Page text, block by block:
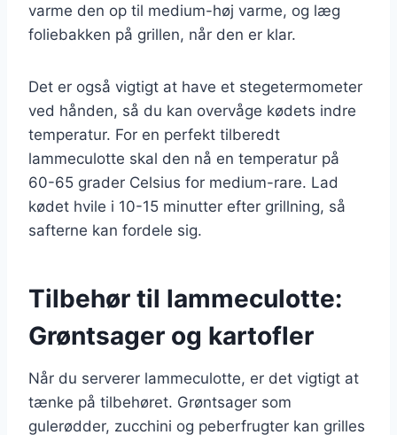
varme den op til medium-høj varme, og læg
foliebakken på grillen, når den er klar.
Det er også vigtigt at have et stegetermometer
ved hånden, så du kan overvåge kødets indre
temperatur. For en perfekt tilberedt
lammeculotte skal den nå en temperatur på
60-65 grader Celsius for medium-rare. Lad
kødet hvile i 10-15 minutter efter grillning, så
safterne kan fordele sig.
Tilbehør til lammeculotte:
Grøntsager og kartofler
Når du serverer lammeculotte, er det vigtigt at
tænke på tilbehøret. Grøntsager som
gulerødder, zucchini og peberfrugter kan grilles